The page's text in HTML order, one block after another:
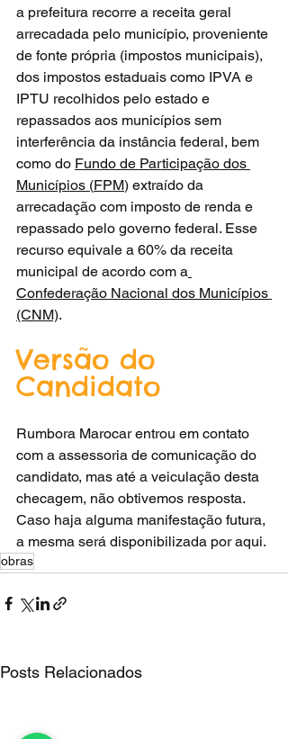
a prefeitura recorre a receita geral
arrecadada pelo município, proveniente
de fonte própria (impostos municipais),
dos impostos estaduais como IPVA e
IPTU recolhidos pelo estado e
repassados aos municípios sem
interferência da instância federal, bem
como do Fundo de Participação dos
Municípios (FPM) extraído da
arrecadação com imposto de renda e
repassado pelo governo federal. Esse
recurso equivale a 60% da receita
municipal de acordo com a
Confederação Nacional dos Municípios
(CNM).
Versão do
Candidato
Rumbora Marocar entrou em contato
com a assessoria de comunicação do
candidato, mas até a veiculação desta
checagem, não obtivemos resposta.
Caso haja alguma manifestação futura,
a mesma será disponibilizada por aqui.
obras
Posts Relacionados